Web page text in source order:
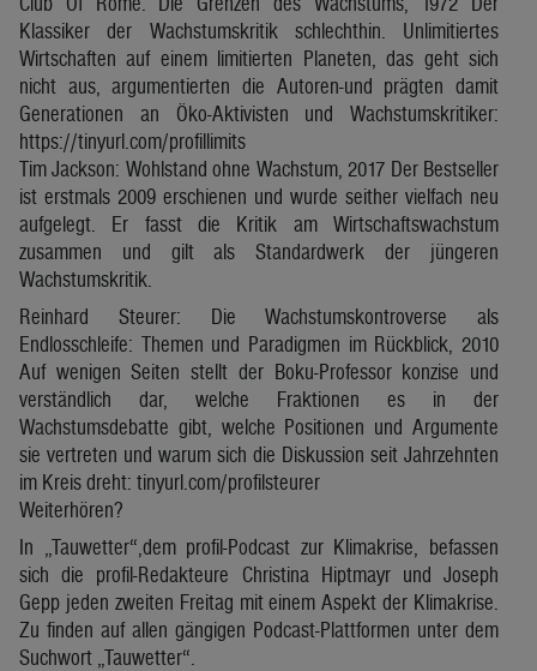
Klassiker der Wachstumskritik schlechthin. Unlimitiertes
Wirtschaften auf einem limitierten Planeten, das geht sich
nicht aus, argumentierten die Autoren-und prägten damit
Generationen an Öko-Aktivisten und Wachstumskritiker:
https://tinyurl.com/profillimits
Tim Jackson: Wohlstand ohne Wachstum, 2017 Der Bestseller
ist erstmals 2009 erschienen und wurde seither vielfach neu
aufgelegt. Er fasst die Kritik am Wirtschaftswachstum
zusammen und gilt als Standardwerk der jüngeren
Wachstumskritik.
Reinhard Steurer: Die Wachstumskontroverse als
Endlosschleife: Themen und Paradigmen im Rückblick, 2010
Auf wenigen Seiten stellt der Boku-Professor konzise und
verständlich dar, welche Fraktionen es in der
Wachstumsdebatte gibt, welche Positionen und Argumente
sie vertreten und warum sich die Diskussion seit Jahrzehnten
im Kreis dreht: tinyurl.com/profilsteurer
Weiterhören?
In „Tauwetter“,dem profil-Podcast zur Klimakrise, befassen
sich die profil-Redakteure Christina Hiptmayr und Joseph
Gepp jeden zweiten Freitag mit einem Aspekt der Klimakrise.
Zu finden auf allen gängigen Podcast-Plattformen unter dem
Suchwort „Tauwetter“.